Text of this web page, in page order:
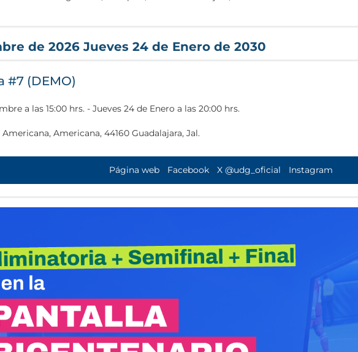
maps/place/
de 2026 Jueves 24 de Enero de 2030
#7 (DEMO)
a las 15:00 hrs. - Jueves 24 de Enero a las 20:00 hrs.
maps/place/Rector%C3%ADa+UdeG/@20.675405,-103.3611898,17z/
Americana, 44160 Guadalajara, Jal.
Página web- Facebook- X @udg_oficial - Instagram